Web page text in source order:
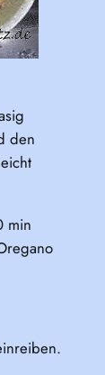
den
min